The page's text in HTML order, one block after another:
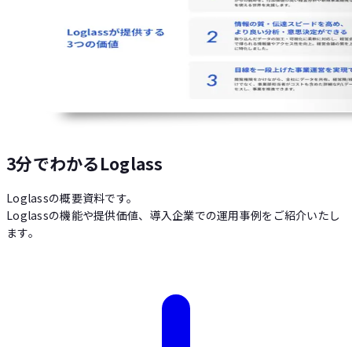
3分でわかるLoglass
Loglassの概要資料です。
Loglassの機能や提供価値、導入企業での運用事例をご紹介いたし
ます。